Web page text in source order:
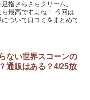
指さらさらクリーム。
最高ですよね！ 今回は
ついて口コミをまとめて
ない世界スコーンの
通販はある？4/25放